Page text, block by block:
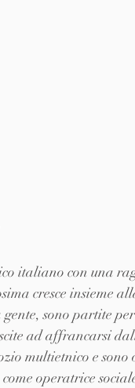
italiano con una
cresce insieme
gente, sono partite
ad affrancarsi
multietnico e sono
operatrice